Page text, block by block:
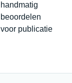
handmatig
beoordelen
voor publicatie